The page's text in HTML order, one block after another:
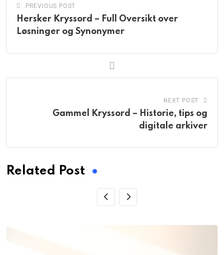
PREVIOUS POST
Hersker Kryssord – Full Oversikt over
Løsninger og Synonymer
NEXT POST
Gammel Kryssord – Historie, tips og
digitale arkiver
Related Post